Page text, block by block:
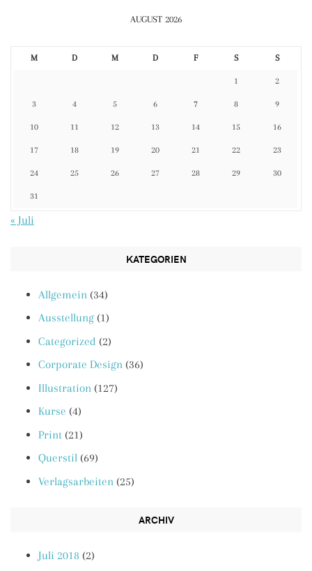
AUGUST 2026
M D M D F S S
1 2
3 4 5 6 7 8 9
10 11 12 13 14 15 16
17 18 19 20 21 22 23
24 25 26 27 28 29 30
31
« Juli
KATEGORIEN
Allgemein (34)
Ausstellung (1)
Categorized (2)
Corporate Design (36)
Illustration (127)
Kurse (4)
Print (21)
Querstil (69)
Verlagsarbeiten (25)
ARCHIV
Juli 2018 (2)